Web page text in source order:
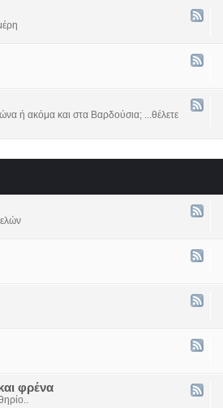
ή ακόμα και στα Βαρδούσια; ...θέλετε
φρένα